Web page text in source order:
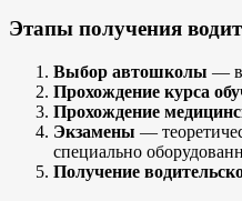
Этапы получения
Выбор автошколы —
Прохождение курса
Прохождение
Экзамены —
специально
Получение